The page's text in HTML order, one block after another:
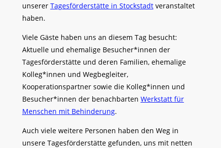
unserer Tagesförderstätte in Stockstadtveranstaltet
haben.
Viele Gäste haben uns an diesem Tag besucht:
Aktuelle und ehemalige Besucher*innen der
Tagesförderstätte und deren Familien, ehemalige
Kolleg*innen und Wegbegleiter,
Kooperationspartner sowie die Kolleg*innen und
Besucher*innen der benachbarten Werkstatt für
Menschen mit Behinderung.
Auch viele weitere Personen haben den Weg in
unsere Tagesförderstätte gefunden, uns mit netten